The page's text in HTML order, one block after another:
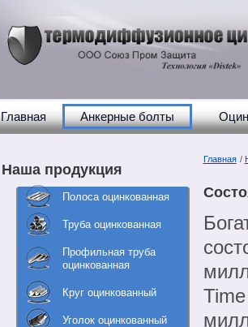
Главная Анкерные болты
Наша продукция
Полоса оцинкованная
Труба оцинкованная
Профильная труба
оцинкованная
Круг оцинкованный
Уголок оцинкованный
Главная /